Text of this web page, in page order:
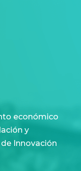
económico
y
Innovación